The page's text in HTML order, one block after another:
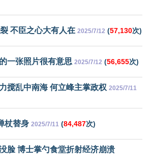
不臣之心大有人在 2025/7/12 (57,130次)
一张照片很有意思 2025/7/12 (56,655次)
搅乱中南海 何立峰主掌政权 2025/7/11
杖替身 2025/7/11 (84,487次)
脸 博士掌勺食堂折射经济崩溃